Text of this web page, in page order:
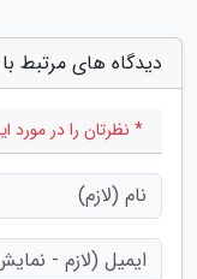
دیدگاه های مرتبط
* نظرتان را در مورد